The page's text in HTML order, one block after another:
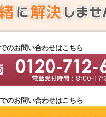
のお問い合わせはこちら
のお問い合わせはこちら